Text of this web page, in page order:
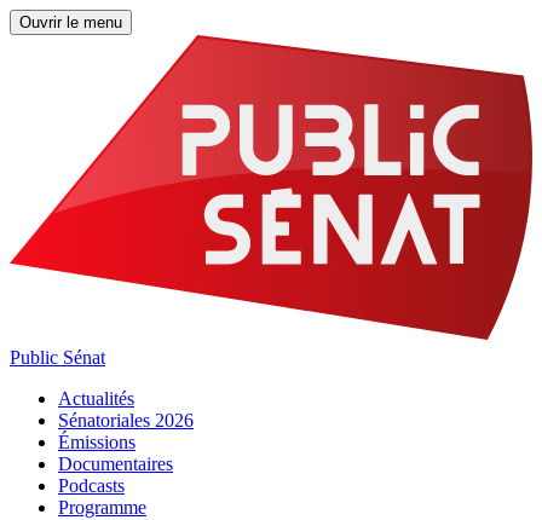
Ouvrir le menu
Public Sénat
Actualités
Sénatoriales 2026
Émissions
Documentaires
Podcasts
Programme